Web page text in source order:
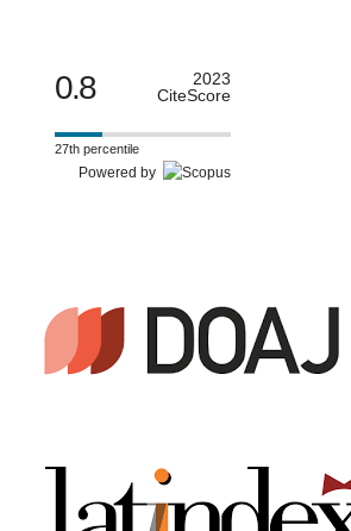
0.8
2023
CiteScore
27th percentile
Powered by